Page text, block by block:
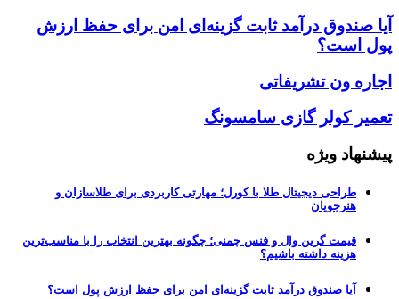
آیا صندوق درآمد ثابت گزینه‌ای امن برای حفظ ارزش
پول است؟
اجاره ون تشریفاتی
تعمیر کولر گازی سامسونگ
پیشنهاد ویژه
طراحی دیجیتال طلا با کورل؛ مهارتی کاربردی برای طلاسازان و
هنرجویان
قیمت گرین وال و فنس چمنی؛ چگونه بهترین انتخاب را با مناسب‌ترین
هزینه داشته باشیم؟
آیا صندوق درآمد ثابت گزینه‌ای امن برای حفظ ارزش پول است؟